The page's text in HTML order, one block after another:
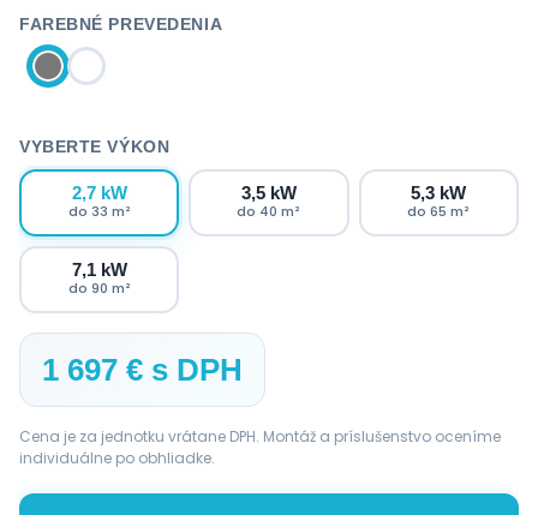
FAREBNÉ PREVEDENIA
VYBERTE VÝKON
2,7 kW
do 33 m²
3,5 kW
do 40 m²
5,3 kW
do 65 m²
7,1 kW
do 90 m²
1 697 € s DPH
Cena je za jednotku vrátane DPH. Montáž a príslušenstvo oceníme
individuálne po obhliadke.